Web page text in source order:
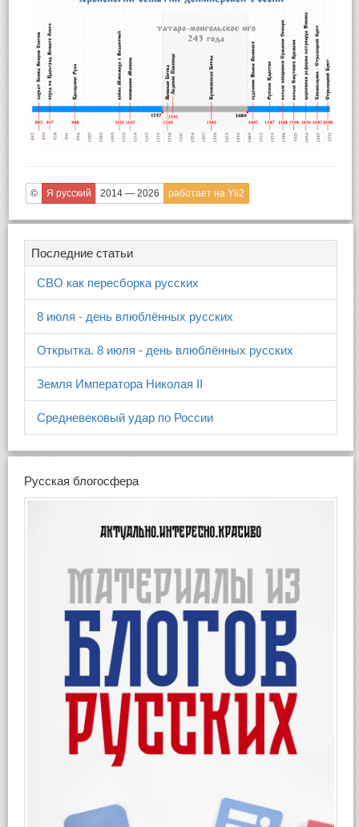
© Я русский 2014 — 2026 работает на Yii2
Последние статьи
СВО как пересборка русских
8 июля - день влюблённых русских
Открытка. 8 июля - день влюблённых русских
Земля Императора Николая II
Средневековый удар по России
Русская блогосфера